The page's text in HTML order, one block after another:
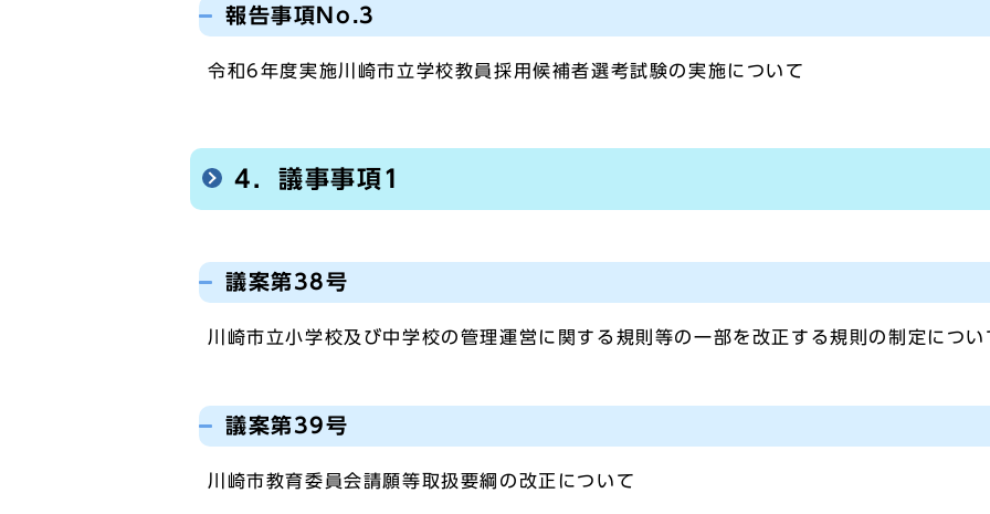
報告事項No.3
令和6年度実施川崎市立学校教員採用候補者選考試験の実施について
4．議事事項1
議案第38号
川崎市立小学校及び中学校の管理運営に関する規則等の一部を改正する規則の制定につい
議案第39号
川崎市教育委員会請願等取扱要綱の改正について